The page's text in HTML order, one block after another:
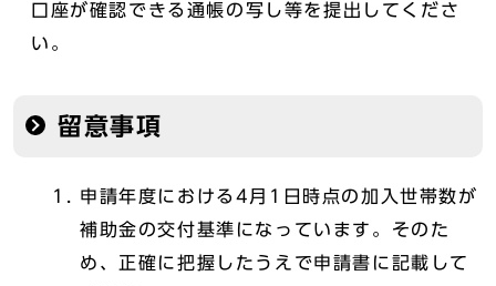
口座が確認できる通帳の写し等を提出してくださ
い。
留意事項
申請年度における4月1日時点の加入世帯数が
補助金の交付基準になっています。そのた
め、正確に把握したうえで申請書に記載して